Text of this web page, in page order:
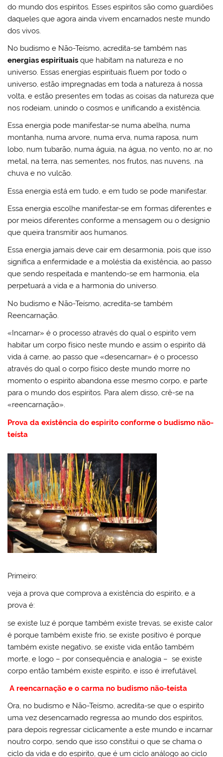
do mundo dos espíritos. Esses espíritos são como guardiões
daqueles que agora ainda vivem encarnados neste mundo
dos vivos.
No budismo e Não-Teísmo, acredita-se também nas
energias espirituais que habitam na natureza e no
universo. Essas energias espirituais fluem por todo o
universo, estão impregnadas em toda a natureza á nossa
volta, e estão presentes em todas as coisas da natureza que
nos rodeiam, unindo o cosmos e unificando a existência.
Essa energia pode manifestar-se numa abelha, numa
montanha, numa arvore, numa erva, numa raposa, num
lobo, num tubarão, numa águia, na água, no vento, no ar, no
metal, na terra, nas sementes, nos frutos, nas nuvens, .na
chuva e no vulcão.
Essa energia está em tudo, e em tudo se pode manifestar.
Essa energia escolhe manifestar-se em formas diferentes e
por meios diferentes conforme a mensagem ou o desígnio
que queira transmitir aos humanos.
Essa energia jamais deve cair em desarmonia, pois que isso
significa a enfermidade e a moléstia da existência, ao passo
que sendo respeitada e mantendo-se em harmonia, ela
perpetuará a vida e a harmonia do universo.
No budismo e Não-Teísmo, acredita-se também
Reencarnação.
«Incarnar» é o processo através do qual o espirito vem
habitar um corpo físico neste mundo e assim o espirito dá
vida á carne, ao passo que «desencarnar» é o processo
através do qual o corpo físico deste mundo morre no
momento o espirito abandona esse mesmo corpo, e parte
para o mundo dos espíritos. Para alem disso, crê-se na
«reencarnação».
Prova da existência do espirito conforme o budismo não-
teísta
Primeiro:
veja a prova que comprova a existência do espirito, e a
prova é:
se existe luz é porque também existe trevas, se existe calor
é porque também existe frio, se existe positivo é porque
também existe negativo, se existe vida então também
morte, e logo – por consequência e analogia – se existe
corpo então também existe espirito, e isso é irrefutável.
A reencarnação e o carma no budismo não-teísta
Ora, no budismo e Não-Teísmo, acredita-se que o espirito
uma vez desencarnado regressa ao mundo dos espíritos,
para depois regressar ciclicamente a este mundo e incarnar
noutro corpo, sendo que isso constitui o que se chama o
ciclo da vida e do espirito, que é um ciclo análogo ao ciclo